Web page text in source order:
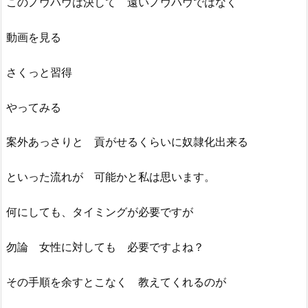
動画を見る
さくっと習得
やってみる
案外あっさりと 貢がせるくらいに奴隷化出来る
といった流れが 可能かと私は思います。
何にしても、タイミングが必要ですが
勿論 女性に対しても 必要ですよね？
その手順を余すとこなく 教えてくれるのが